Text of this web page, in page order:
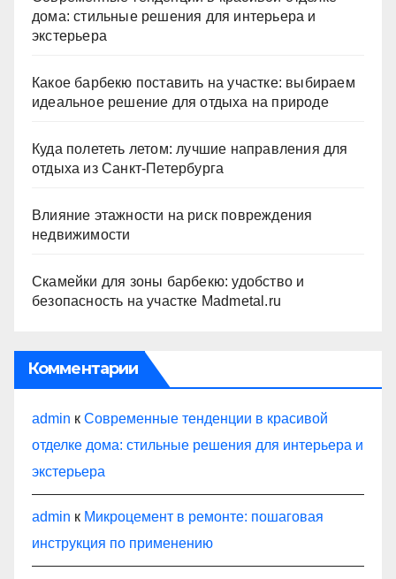
дома: стильные решения для интерьера и
экстерьера
Какое барбекю поставить на участке: выбираем
идеальное решение для отдыха на природе
Куда полететь летом: лучшие направления для
отдыха из Санкт-Петербурга
Влияние этажности на риск повреждения
недвижимости
Скамейки для зоны барбекю: удобство и
безопасность на участке Madmetal.ru
Комментарии
admin к Современные тенденции в красивой
отделке дома: стильные решения для интерьера и
экстерьера
admin к Микроцемент в ремонте: пошаговая
инструкция по применению